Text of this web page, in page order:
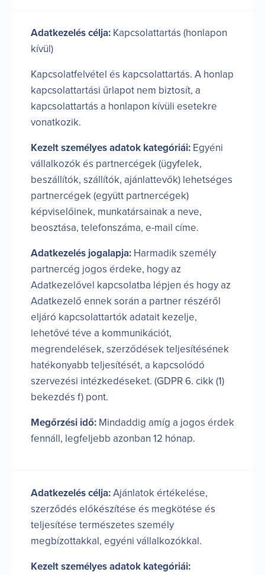
Adatkezelés célja: Kapcsolattartás (honlapon
kívül)
Kapcsolatfelvétel és kapcsolattartás. A honlap
kapcsolattartási űrlapot nem biztosít, a
kapcsolattartás a honlapon kívüli esetekre
vonatkozik.
Kezelt személyes adatok kategóriái: Egyéni
vállalkozók és partnercégek (ügyfelek,
beszállítók, szállítók, ajánlattevők) lehetséges
partnercégek (együtt partnercégek)
képviselőinek, munkatársainak a neve,
beosztása, telefonszáma, e-mail címe.
Adatkezelés jogalapja: Harmadik személy
partnercég jogos érdeke, hogy az
Adatkezelővel kapcsolatba lépjen és hogy az
Adatkezelő ennek során a partner részéről
eljáró kapcsolattartók adatait kezelje,
lehetővé téve a kommunikációt,
megrendelések, szerződések teljesítésének
hatékonyabb teljesítését, a kapcsolódó
szervezési intézkedéseket. (GDPR 6. cikk (1)
bekezdés f) pont.
Megőrzési idő: Mindaddig amíg a jogos érdek
fennáll, legfeljebb azonban 12 hónap.
Adatkezelés célja:Ajánlatok értékelése,
szerződés előkészítése és megkötése és
teljesítése természetes személy
megbízottakkal, egyéni vállalkozókkal.
Kezelt személyes adatok kategóriái: